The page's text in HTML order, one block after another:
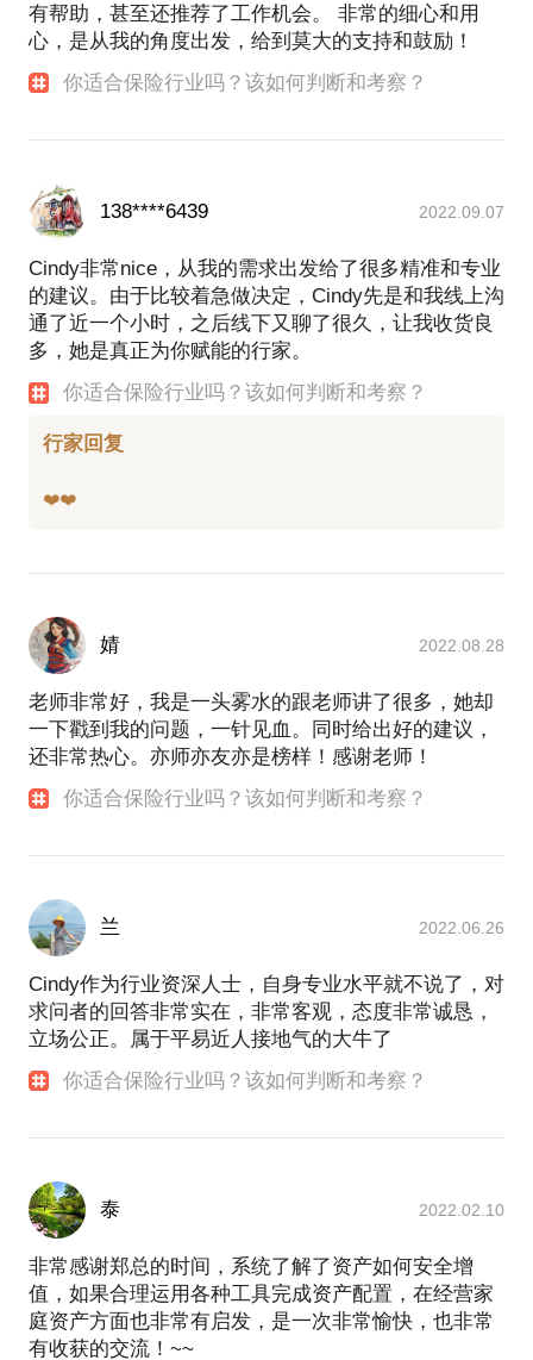
有帮助，甚至还推荐了工作机会。 非常的细心和用
心，是从我的角度出发，给到莫大的支持和鼓励！
你适合保险行业吗？该如何判断和考察？
138****6439 2022.09.07
Cindy非常nice，从我的需求出发给了很多精准和专业
的建议。由于比较着急做决定，Cindy先是和我线上沟
通了近一个小时，之后线下又聊了很久，让我收货良
多，她是真正为你赋能的行家。
你适合保险行业吗？该如何判断和考察？
行家回复
婧 2022.08.28
老师非常好，我是一头雾水的跟老师讲了很多，她却
一下戳到我的问题，一针见血。同时给出好的建议，
还非常热心。亦师亦友亦是榜样！感谢老师！
你适合保险行业吗？该如何判断和考察？
兰 2022.06.26
Cindy作为行业资深人士，自身专业水平就不说了，对
求问者的回答非常实在，非常客观，态度非常诚恳，
立场公正。属于平易近人接地气的大牛了
你适合保险行业吗？该如何判断和考察？
泰 2022.02.10
非常感谢郑总的时间，系统了解了资产如何安全增
值，如果合理运用各种工具完成资产配置，在经营家
庭资产方面也非常有启发，是一次非常愉快，也非常
有收获的交流！~~